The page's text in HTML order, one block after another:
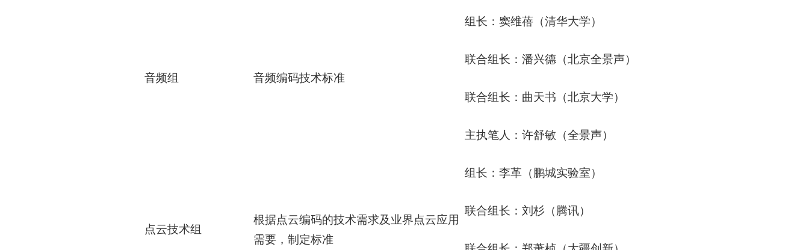
音频组 音频编码技术标准
组长：窦维蓓（清华大学）
联合组长：潘兴德（北京全景声）
联合组长：曲天书（北京大学）
主执笔人：许舒敏（全景声）
点云技术组
根据点云编码的技术需求及业界点云应用
需要，制定标准
组长：李革（鹏城实验室）
联合组长：刘杉（腾讯）